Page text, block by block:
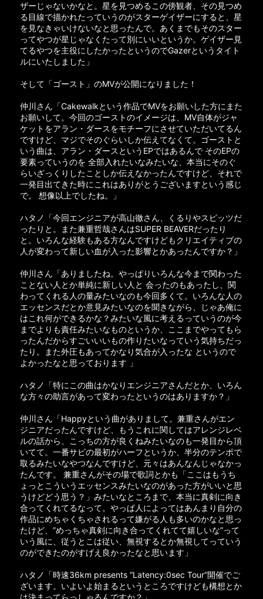
ザーじゃないかなと。星を見つめるこの傍観者、その見つめ
る目線で描かれたっていうのがスターゲイザーにすると、星
を見なきゃいけないなと思ったんで。あくまでもそのスター
ってやつが星じゃなくたって別にいいというか。ゲイザー見
てるやつを主役にしたかったというのでGazerというタイト
ルにいたしました」
そして「ゴースト」のMVが公開になりました！
仲川さん「Cakewalkという作品でMVをお願いした方にまた
お願いして。今回のゴーストのイメージは、MV自体がジャ
ケットをアラン・ダースをモチーフにさせていただいてるん
ですけど、マジでそのぐらいしか伝えてなくて。ゴーストと
いう曲は、アラン・ダースというEPではあるんで そのEPの
要素っていうのを 全部入れたいなみたいな、本当にそのぐ
らいざっくりしたことしか伝えなかったんですけど、それで
一発目出てきた時にこれはありがとうございますという感じ
で。 想像以上でしたね。」
ハタノ「今回エンジニアが高山徹さん、くるりやスピッツだ
ったりと。また兼重哲哉さんはSUPER BEAVERだったり
と。いろんな経験もある方なんですけどもクリエイティブの
人が変わって新しい血が入った影響とかあったんですか？」
仲川さん「ありましたね。やっぱりいろんな今まで関わった
ことない人とか単純に新しい人と 会ったのもあったし、関
わってくれる人の量みたいなのも今回多くて。いろんな人の
エッセンスだとか意見みたいなのを聞きながら、じゃあ俺に
はこれ何ができるかな？みたいな風に考えるっていうのが今
までよりも責任みたいなものというか、ここまでやってもら
ったんだからすごいいいもの作りたいなっていう気持ちだっ
たり。また外圧もあってかなり気合が入ったな というので
よかったなと思っております 」
ハタノ「特にこの曲はかなりエンジニアさんだとか、いろん
な方々の助言があって変わったというのはありますか？」
仲川さん「Happyという曲がありまして。兼重さんがエン
ジニアだったんですけど、もうこれに関してはアレンジレベ
ルの話から、こっちの方が良くねみたいなのも一発目から頂
いてて。一番サビの最初がハーフというか、半分のテンポで
取るみたいなやつなんですけど、元々はあんなんじゃなかっ
たんです。 兼重さんがその場で歌詞とかも「ここはもうち
ょっとこういうエッセンスみたいなのがあった方がいいと思
うけどどう思う？」みたいなところまで、本当に真剣に向き
合ってくれてるなって。やっぱ人によってはあんまり自分の
作品にめちゃくちゃされるって嫌がる人も多いのかなと思っ
たけど、”めっちゃ真剣に向き合ってくれてて嬉しいな”って
いう風に、従うとこは従い、無視するとか無視してっていう
のができたのがすげえ良かったなと思います」
ハタノ「時速36km presents “Latency:0sec Tour”開催でご
ざいます。いよいよ始まるというところですけども構想とか
は決まってらっしゃるんですか？」